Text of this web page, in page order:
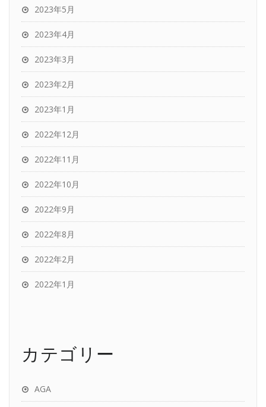
2023年5月
2023年4月
2023年3月
2023年2月
2023年1月
2022年12月
2022年11月
2022年10月
2022年9月
2022年8月
2022年2月
2022年1月
カテゴリー
AGA